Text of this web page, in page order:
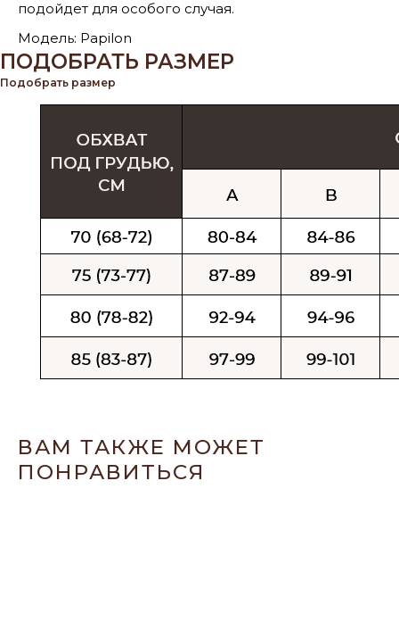
подойдет для особого случая.
Модель: Papilon
ПОДОБРАТЬ РАЗМЕР
Подобрать размер
ВАМ ТАКЖЕ МОЖЕТ
ПОНРАВИТЬСЯ